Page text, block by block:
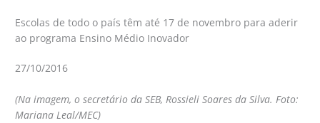
Escolas de todo o país têm até 17 de novembro para aderir
ao programa Ensino Médio Inovador
27/10/2016
(Na imagem, o secretário da SEB, Rossieli Soares da Silva. Foto:
Mariana Leal/MEC)